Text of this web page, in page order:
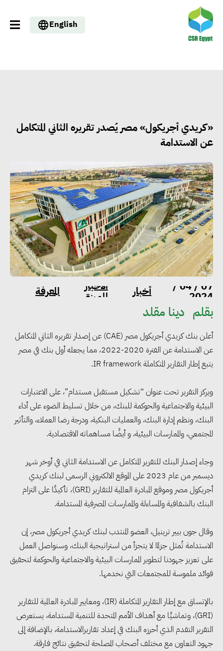
English
«كريدي أجريكول» مصر يُصدر تقريره الثاني المتكامل
عن الاستدامة
07 / 04 /
2024 أخبار الاخبار
المميزة
بنك
المعرفة
المستدامة
بقلم دينا مقلد
أعلن بنك كريدي أجريكول مصر (CAE) عن إصدار تقريره الثاني المتكامل
عن الاستدامة عن الفترة 2020-2022، مما يجعله أول بنك في مصر
يتبع إطار التقارير المتكاملة IR framework.
ويركز التقرير تحت عنوان “تشكيل مستقبل مستدام”، على الاعتبارات
البيئية والاجتماعية والحوكمة للبنك، من خلال تسليط الضوء على أداء
البنك، ونظم إدارة البنك، والعمليات البنكية، ودرجة رضا العملاء، والتأثير
المجتمعي، والممارسات البيئية، و أيضًا مساهماته الاقتصادية.
وجاء إصدار البنك للتقرير المتكامل عن الاستدامة الثاني في أوخر شهر
ديسمبر من عام 2023 على الموقع الالكتروني الرسمى لبنك كريدي
أجريكول مصر وموقع المبادرة العالمية للتقارير (GRI)، تأكيدًا على التزام
البنك بالشفافية والمساءلة والممارسات المصرفية المستدامة.
وقال جون بيير ترينيل، العضو المنتدب لبنك كريدي أجريكول مصر، إن
الاستدامة تُمثل جزءًا لا يتجزأ من استراتيجية البنك، وسنواصل العمل
على تعزيز جهودنا لتطوير الممارسات البيئية والاجتماعية والحوكمة لتحقيق
فوائد ملموسة للمجتمعات التي نخدمها.
بالإتساق مع إطار التقارير المتكاملة (IR)، ومعايير المبادرة العالمية للتقارير
(GRI)، وتماشيًا مع أهداف الأمم المتحدة للتنمية المستدامة، يستعرض
التقرير التقدم الذي أحرزه البنك في إعداد تقاريرالاستدامة، بالإضافة إلى
جهود التعاون مع مختلف أصحاب المصلحة لتحقيق نتائج فارقة.